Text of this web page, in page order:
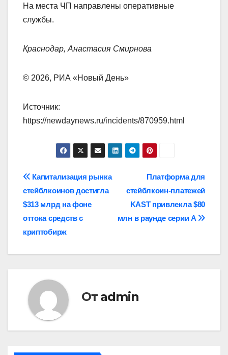
На места ЧП направлены оперативные
службы.
Краснодар, Анастасия Смирнова
© 2026, РИА «Новый День»
Источник:
https://newdaynews.ru/incidents/870959.html
Навигация
по
записям
Платформа для
стейблкоин-платежей
KAST привлекла $80
млн в раунде серии A
Капитализация рынка
стейблкоинов достигла
$313 млрд на фоне
оттока средств с
криптобирж
От admin